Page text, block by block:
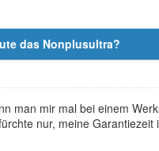
das Nonplusultra?
man mir mal bei einem
nur, meine Garantiezeit